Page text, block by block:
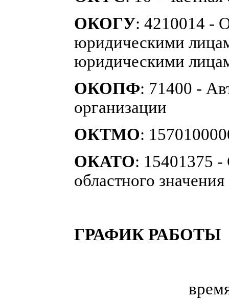
ОКОГУ: 4210014 -
юридическими
юридическими
ОКОПФ: 71400 -
организации
ОКТМО:
ОКАТО: 15401375 -
областного
ГРАФИК РАБОТЫ
время